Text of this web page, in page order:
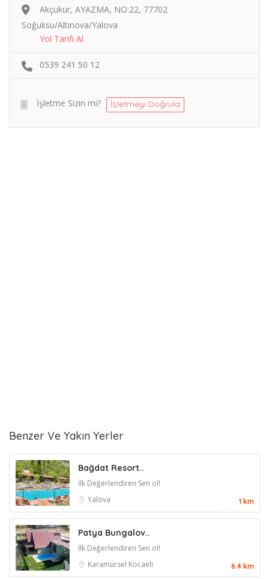
Akçukur, AYAZMA, NO:22, 77702
Soğuksu/Altınova/Yalova
Yol Tarifi Al
0539 241 50 12
İşletme Sizin mi? İşletmeyi Doğrula
Benzer Ve Yakın Yerler
Bağdat Resort..
İlk Değerlendiren Sen ol!
Yalova
1 km
Patya Bungalov..
İlk Değerlendiren Sen ol!
Karamürsel Kocaeli 6.4 km